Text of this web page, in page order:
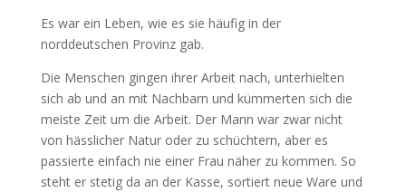
Es war ein Leben, wie es sie häufig in der
norddeutschen Provinz gab.
Die Menschen gingen ihrer Arbeit nach, unterhielten
sich ab und an mit Nachbarn und kümmerten sich die
meiste Zeit um die Arbeit. Der Mann war zwar nicht
von hässlicher Natur oder zu schüchtern, aber es
passierte einfach nie einer Frau näher zu kommen. So
steht er stetig da an der Kasse, sortiert neue Ware und